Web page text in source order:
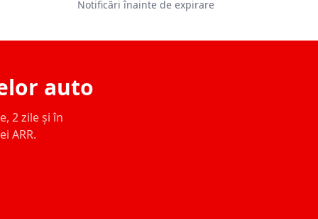
Notificări înainte de expirare
auto
2 zile și în
ARR.